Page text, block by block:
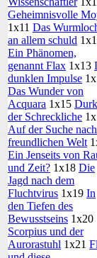
Geheimnisvolle
1x11 Das
an allem schuld
Ein Phänomen,
genannt Flax 1x13
dunklen Impulse
Das Wunder von
Acquara 1x15
der Schreckliche
Auf der Suche
freundlichen Welt
Ein Jenseits von
und Zeit? 1x18 Die
Jagd nach dem
Fluchtvirus 1x19 In
den Tiefen des
Bewusstseins 1x20
Scorpius und der
Aurorastuhl 1x21